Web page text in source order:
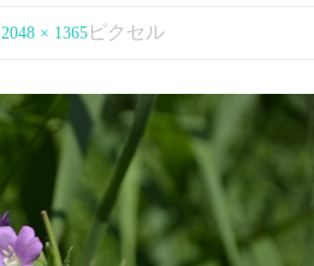
2048 × 1365 ピクセル